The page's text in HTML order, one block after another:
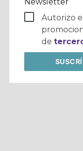
Autorizo
de